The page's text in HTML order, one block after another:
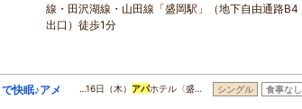
線・田沢湖線・山田線「盛岡駅」（地下自由通路B4
出口）徒歩1分
快眠♪アメ
…16日（木） アパホテル〈盛… シングル 食事なし